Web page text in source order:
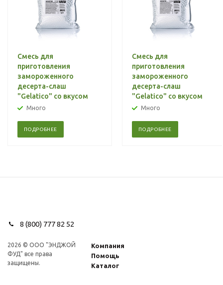
Смесь для
приготовления
замороженного
десерта-слаш
"Gelatico" со вкусом
"Экзотик"
Много
ПОДРОБНЕЕ
Смесь для
приготовления
замороженного
десерта-слаш
"Gelatico" со вкусом
"Мохито"
Много
ПОДРОБНЕЕ
8 (800) 777 82 52
2026 © ООО "ЭНДЖОЙ
ФУД" все права
защищены.
Компания
Помощь
Каталог